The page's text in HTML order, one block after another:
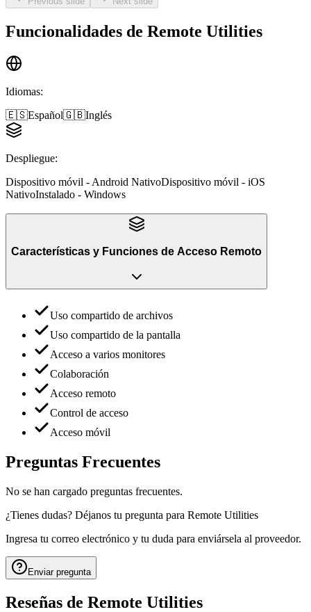
Funcionalidades de Remote Utilities
Idiomas:
🇪🇸Español🇬🇧Inglés
Despliegue:
Dispositivo móvil - Android NativoDispositivo móvil - iOS
NativoInstalado - Windows
Características y Funciones de Acceso Remoto
Uso compartido de archivos
Uso compartido de la pantalla
Acceso a varios monitores
Colaboración
Acceso remoto
Control de acceso
Acceso móvil
Preguntas Frecuentes
No se han cargado preguntas frecuentes.
¿Tienes dudas? Déjanos tu pregunta para Remote Utilities
Ingresa tu correo electrónico y tu duda para enviársela al proveedor.
Enviar pregunta
Reseñas de Remote Utilities